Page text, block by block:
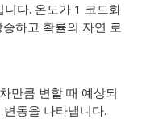
다. 온도가 1 코드화
하고 확률의 자연 로
만큼 변할 때 예상되
동을 나타냅니다.